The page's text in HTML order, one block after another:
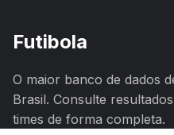
Futibola
O maior banco de dados
Brasil. Consulte
times de forma completa.